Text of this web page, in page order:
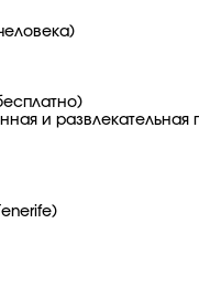
и развлекательная